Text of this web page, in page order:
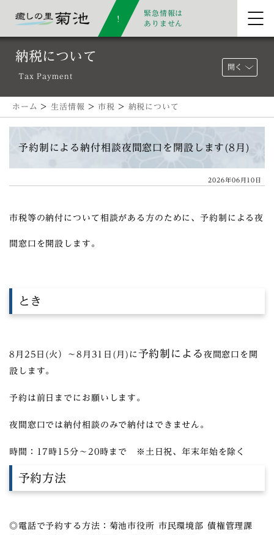
緊急情報は
ありません
納税について
Tax Payment
開く
ホーム >生活情報 >市税 > 納税について
予約制による納付相談夜間窓口を開設します(8月)
2026年06月10日
市税等の納付について相談がある方のために、予約制による夜
間窓口を開設します。
とき
8月25日(火）～8月31日(月)に予約制による 夜間窓口を開
設します。
予約は前日までにお願いします。
夜間窓口では納付相談のみで納付はできません。
時間：17時15分～20時まで ※土日祝、年末年始を除く
予約方法
◎電話で予約する方法：菊池市役所 市民環境部 債権管理課